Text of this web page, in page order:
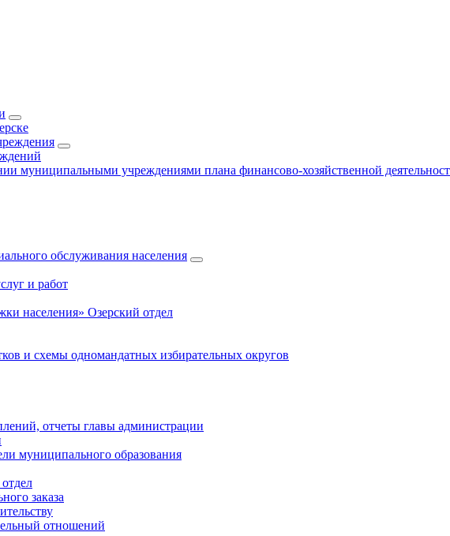
муниципальными учреждениями плана финансово-хозяйственной
обслуживания населения
и работ
населения» Озерский отдел
и схемы одномандатных избирательных округов
отчеты главы администрации
муниципального образования
заказа
отношений